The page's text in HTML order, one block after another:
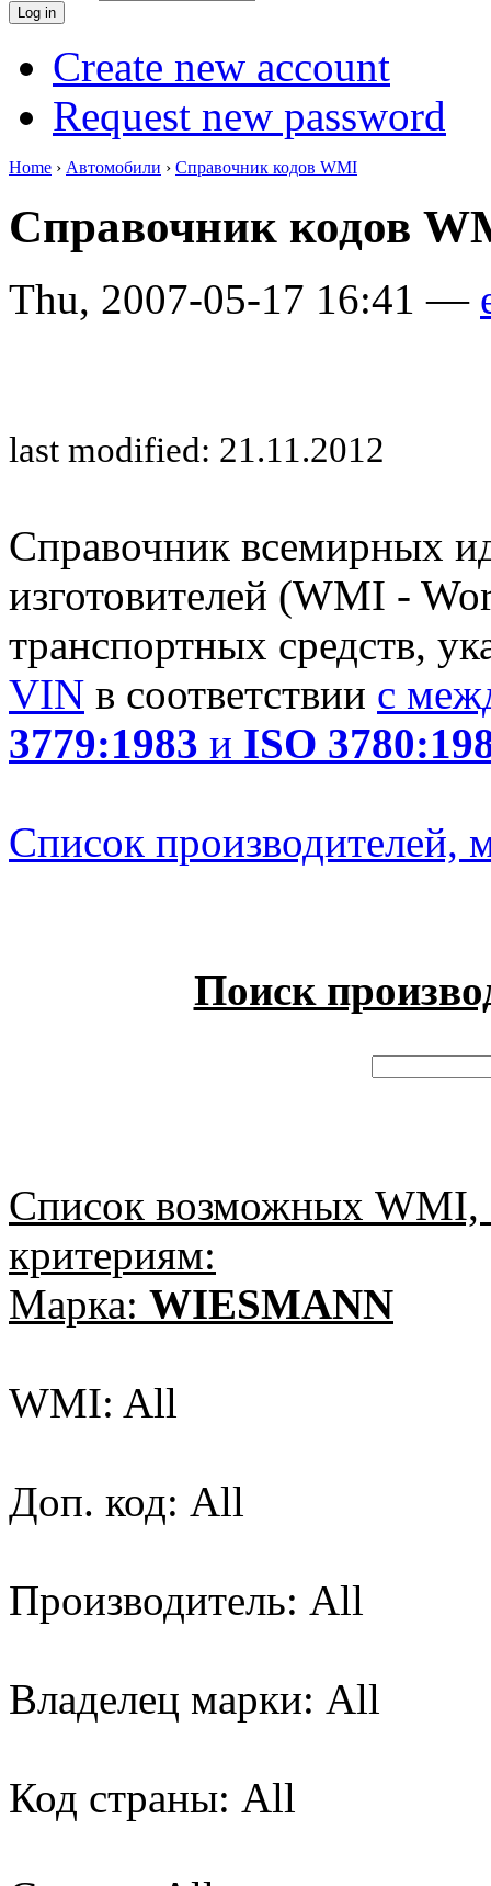
Create new account
Request new password
Home › Автомобили › Справочник кодов WMI
Справочник кодов
Thu, 2007-05-17 16:41 —
last modified: 21.11.2012
Справочник всемирных
изготовителей (WMI -
транспортных средств,
VIN в соответствии с
3779:1983 и ISO
Список производителей,
Поиск
Список возможных
критериям:
Марка: WIESMANN
WMI: All
Доп. код: All
Производитель: All
Владелец марки: All
Код страны: All